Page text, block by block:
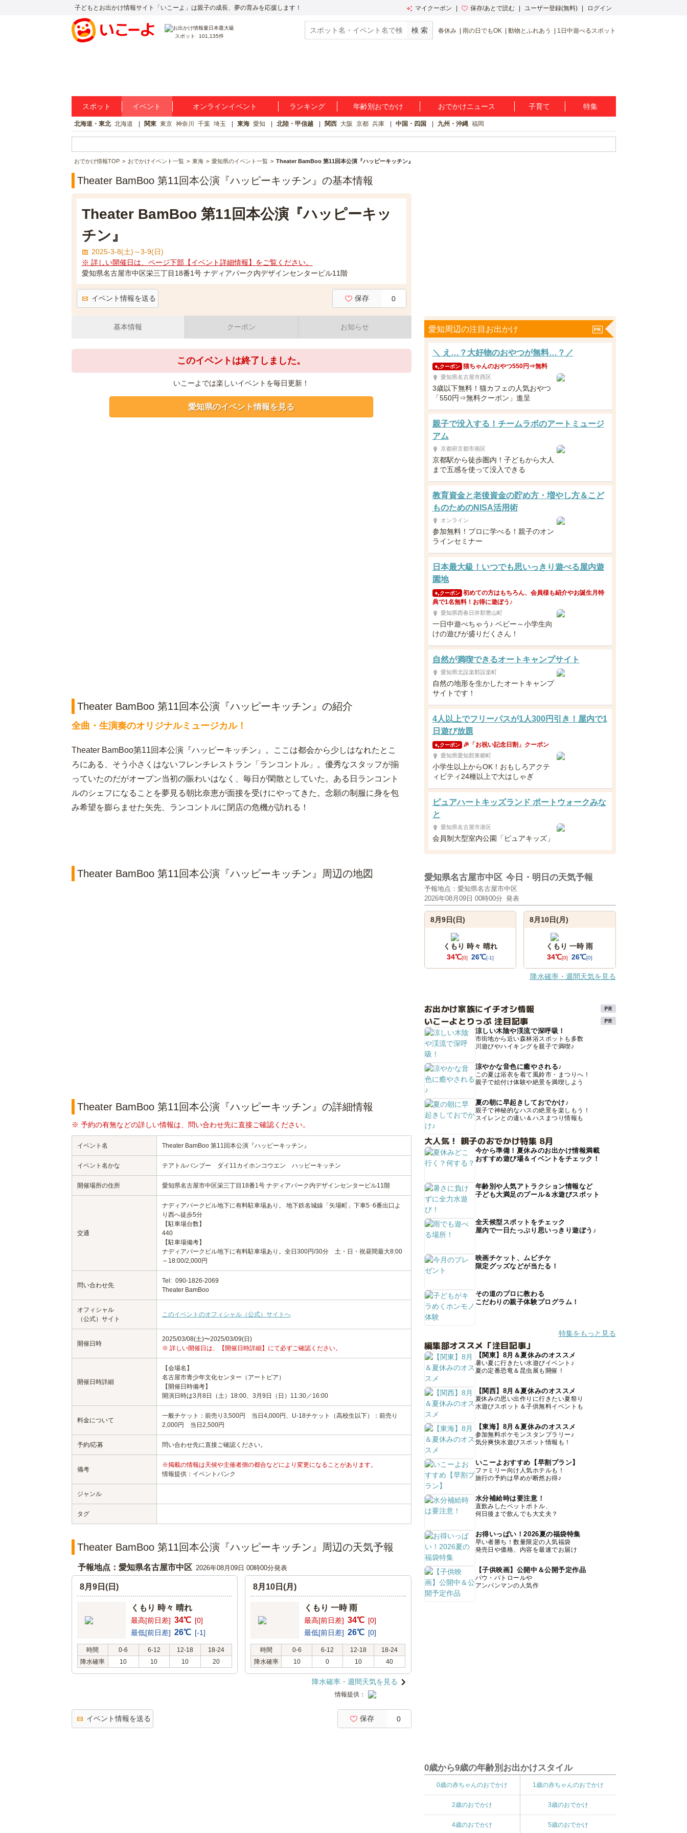
子どもとお出かけ情報サイト「いこーよ」は親子の成長、夢の育みを応援します！ マイクーポン 保存/あとで読む ユーザー登録(無料) ログイン
スポット 101,135件
春休み 雨の日でもOK 動物とふれあう 1日中遊べるスポット
スポット イベント オンラインイベント ランキング 年齢別おでかけ おでかけニュース 子育て 特集
北海道・東北 北海道 関東 東京 神奈川 千葉 埼玉 東海 愛知 北陸・甲信越 関西 大阪 京都 兵庫 中国・四国 九州・沖縄 福岡
おでかけ情報TOP おでかけイベント一覧 東海 愛知県のイベント一覧 Theater BamBoo 第11回本公演『ハッピーキッチン』
Theater BamBoo 第11回本公演『ハッピーキッチン』の基本情報
Theater BamBoo 第11回本公演『ハッピーキッ
チン』
2025-3-8(土)～3-9(日)
※ 詳しい開催日は、ページ下部【イベント詳細情報】をご覧ください。
愛知県名古屋市中区栄三丁目18番1号 ナディアパーク内デザインセンタービル11階
イベント情報を送る 保存 0
基本情報 クーポン お知らせ
このイベントは終了しました。
いこーよでは楽しいイベントを毎日更新！
愛知県のイベント情報を見る
Theater BamBoo 第11回本公演『ハッピーキッチン』の紹介
全曲・生演奏のオリジナルミュージカル！
Theater BamBoo第11回本公演『ハッピーキッチン』。ここは都会から少しはなれたとこ
ろにある、そう小さくはないフレンチレストラン「ランコントル」。優秀なスタッフが揃
っていたのだがオープン当初の賑わいはなく、毎日が閑散としていた。ある日ランコント
ルのシェフになることを夢見る朝比奈恵が面接を受けにやってきた。念願の制服に身を包
み希望を膨らませた矢先、ランコントルに閉店の危機が訪れる！
Theater BamBoo 第11回本公演『ハッピーキッチン』周辺の地図
Theater BamBoo 第11回本公演『ハッピーキッチン』の詳細情報
※ 予約の有無などの詳しい情報は、問い合わせ先に直接ご確認ください。
イベント名 Theater BamBoo 第11回本公演『ハッピーキッチン』
イベント名かな テアトルバンブー ダイ11カイホンコウエン ハッピーキッチン
開催場所の住所 愛知県名古屋市中区栄三丁目18番1号 ナディアパーク内デザインセンタービル11階
交通
ナディアパークビル地下に有料駐車場あり。 地下鉄名城線「矢場町」下車5･6番出口よ
り西へ徒歩5分
【駐車場台数】
440
【駐車場備考】
ナディアパークビル地下に有料駐車場あり。全日300円/30分 土・日・祝昼間最大8:00
～18:00/2,000円
問い合わせ先
Tel: 090-1826-2069
Theater BamBoo
オフィシャル
（公式）サイト
このイベントのオフィシャル（公式）サイトへ
開催日時
2025/03/08(土)〜2025/03/09(日)
※ 詳しい開催日は、【開催日時詳細】にて必ずご確認ください。
開催日時詳細
【会場名】
名古屋市青少年文化センター（アートピア）
【開催日時備考】
開演日時は3月8日（土）18:00、3月9日（日）11:30／16:00
料金について
一般チケット：前売り3,500円 当日4,000円、U-18チケット（高校生以下）：前売り
2,000円 当日2,500円
予約/応募 問い合わせ先に直接ご確認ください。
備考
※掲載の情報は天候や主催者側の都合などにより変更になることがあります。
情報提供：イベントバンク
ジャンル
タグ
Theater BamBoo 第11回本公演『ハッピーキッチン』周辺の天気予報
予報地点：愛知県名古屋市中区 2026年08月09日 00時00分発表
8月9日(日)
くもり 時々 晴れ
最高[前日差] 34℃ [0]
最低[前日差] 26℃ [-1]
時間 0-6 6-12 12-18
18-24
降水確率
10 10 10 20
8月10日(月)
くもり 一時 雨
最高[前日差] 34℃ [0]
最低[前日差] 26℃ [0]
時間 0-6 6-12 12-18
18-24
降水確率
10 0 10 40
降水確率・週間天気を見る
情報提供：
イベント情報を送る 保存 0
愛知周辺の注目お出かけ
＼ え…？大好物のおやつが無料…？／
クーポン 猫ちゃんのおやつ550円⇒無料
愛知県名古屋市西区
3歳以下無料！猫カフェの人気おやつ
「550円⇒無料クーポン」進呈
親子で没入する！チームラボのアートミュージ
アム
京都府京都市南区
京都駅から徒歩圏内！子どもから大人
まで五感を使って没入できる
教育資金と老後資金の貯め方・増やし方＆こど
ものためのNISA活用術
オンライン
参加無料！プロに学べる！親子のオン
ラインセミナー
日本最大級！いつでも思いっきり遊べる屋内遊
園地
クーポン 初めての方はもちろん、会員様も紹介やお誕生月特
典で1名無料！お得に遊ぼう♪
愛知県西春日井郡豊山町
一日中遊べちゃう♪ ベビー～小学生向
けの遊びが盛りだくさん！
自然が満喫できるオートキャンプサイト
愛知県北設楽郡設楽町
自然の地形を生かしたオートキャンプ
サイトです！
4人以上でフリーパスが1人300円引き！屋内で1
日遊び放題
クーポン 🎉「お祝い記念日割」クーポン
愛知県愛知郡東郷町
小学生以上からOK！おもしろアクテ
ィビティ24種以上で大はしゃぎ
ピュアハートキッズランド ポートウォークみな
と
愛知県名古屋市港区
会員制大型室内公園「ピュアキッズ」
愛知県名古屋市中区 今日・明日の天気予報
予報地点：愛知県名古屋市中区
2026年08月09日 00時00分 発表
8月9日(日)
くもり 時々 晴れ
34℃[0] 26℃[-1]
8月10日(月)
くもり 一時 雨
34℃[0] 26℃[0]
降水確率・週間天気を見る
お出かけ家族にイチオシ情報
いこーよとりっぷ 注目記事
涼しい木陰や渓流で深呼吸！
市街地から近い森林浴スポットも多数
川遊びやハイキングを親子で満喫♪
涼やかな音色に癒やされる♪
この夏は浴衣を着て風鈴市・まつりへ！
親子で絵付け体験や絶景を満喫しよう
夏の朝に早起きしておでかけ♪
親子で神秘的なハスの絶景を楽しもう！
スイレンとの違い＆ハスまつり情報も
大人気！ 親子のおでかけ特集 8月
今から準備！夏休みのお出かけ情報満載
おすすめ遊び場＆イベントをチェック！
年齢別や人気アトラクション情報など
子ども大満足のプール＆水遊びスポット
全天候型スポットをチェック
屋内で一日たっぷり思いっきり遊ぼう♪
映画チケット、ムビチケ
限定グッズなどが当たる！
その道のプロに教わる
こだわりの親子体験プログラム！
特集をもっと見る
編集部オススメ「注目記事」
【関東】8月＆夏休みのオススメ
暑い夏に行きたい水遊びイベント♪
夏の定番恐竜＆昆虫展も開催！
【関西】8月＆夏休みのオススメ
夏休みの思い出作りに行きたい夏祭り
水遊びスポット＆子供無料イベントも
【東海】8月＆夏休みのオススメ
参加無料ポケモンスタンプラリー♪
気分爽快水遊びスポット情報も！
いこーよおすすめ【早割プラン】
ファミリー向け人気ホテルも！
旅行の予約は早めが断然お得♪
水分補給時は要注意！
直飲みしたペットボトル、
何日後まで飲んでも大丈夫？
お得いっぱい！2026夏の福袋特集
早い者勝ち！数量限定の人気福袋
発売日や価格、内容を最速でお届け
【子供映画】公開中＆公開予定作品
パウ・パトロールや
アンパンマンの人気作
0歳から9歳の年齢別お出かけスタイル
0歳の赤ちゃんのおでかけ 1歳の赤ちゃんのおでかけ
2歳のおでかけ 3歳のおでかけ
4歳のおでかけ 5歳のおでかけ